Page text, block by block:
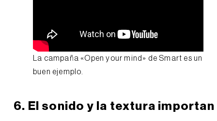
La campaña «Open your mind» de Smart es un
buen ejemplo.
6. El sonido y la textura importan